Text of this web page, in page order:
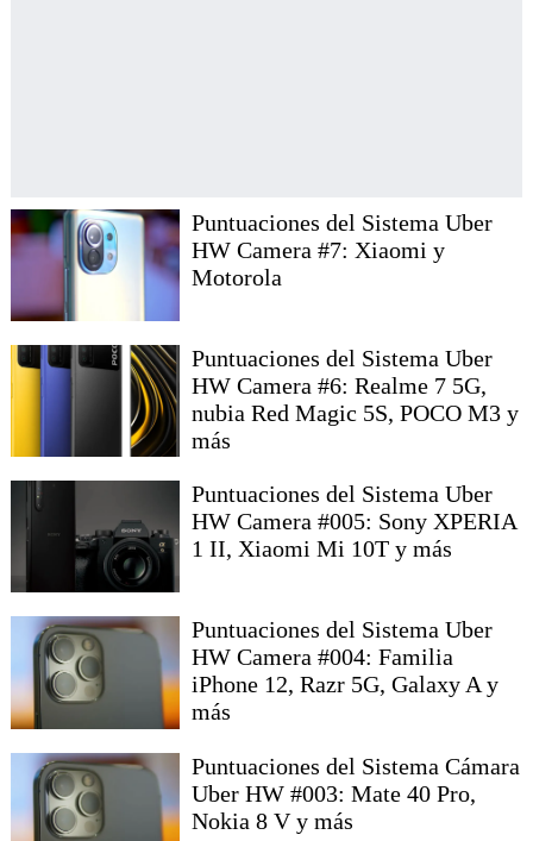
Puntuaciones del Sistema Uber
HW Camera #7: Xiaomi y
Motorola
Puntuaciones del Sistema Uber
HW Camera #6: Realme 7 5G,
nubia Red Magic 5S, POCO M3 y
más
Puntuaciones del Sistema Uber
HW Camera #005: Sony XPERIA
1 II, Xiaomi Mi 10T y más
Puntuaciones del Sistema Uber
HW Camera #004: Familia
iPhone 12, Razr 5G, Galaxy A y
más
Puntuaciones del Sistema Cámara
Uber HW #003: Mate 40 Pro,
Nokia 8 V y más